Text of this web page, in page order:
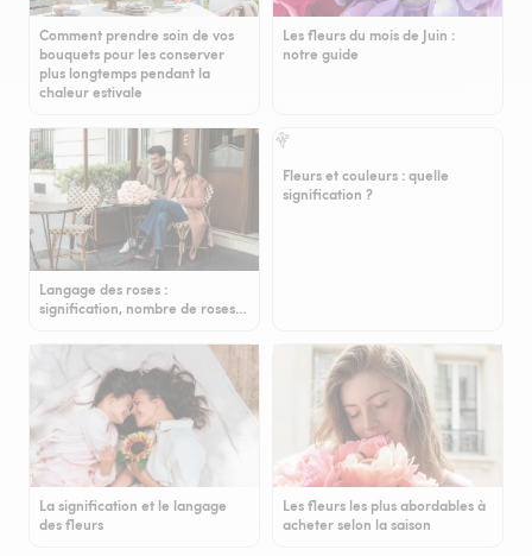
Comment prendre soin de vos
bouquets pour les conserver
plus longtemps pendant la
chaleur estivale
Les fleurs du mois de Juin :
notre guide
Langage des roses :
signification, nombre de roses…
Fleurs et couleurs : quelle
signification ?
La signification et le langage
des fleurs
Les fleurs les plus abordables à
acheter selon la saison